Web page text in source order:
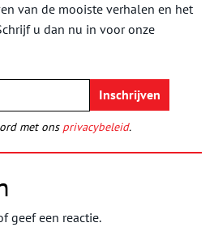
van de mooiste verhalen en het
u dan nu in voor onze
met ons privacybeleid.
geef een reactie.